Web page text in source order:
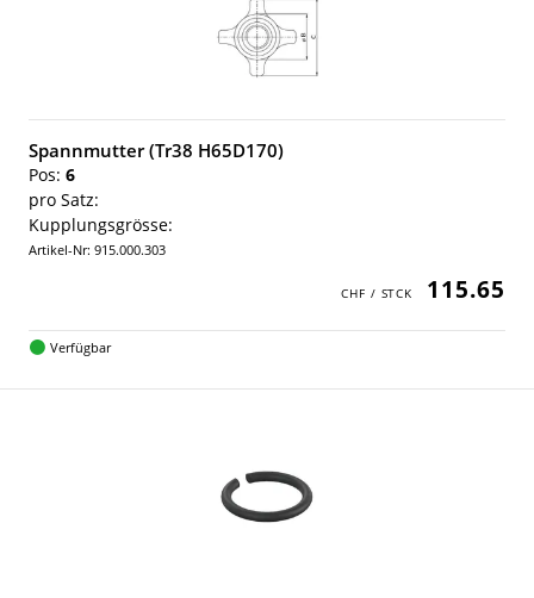
Spannmutter (Tr38 H65D170)
Pos: 6
pro Satz:
Kupplungsgrösse:
Artikel-Nr: 915.000.303
115.65
Verfügbar